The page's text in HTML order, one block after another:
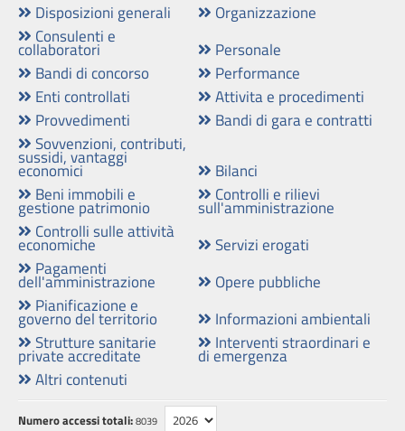
Disposizioni generali
Organizzazione
Consulenti e
collaboratori
Personale
Bandi di concorso
Performance
Enti controllati
Attivita e procedimenti
Provvedimenti
Bandi di gara e contratti
Sovvenzioni, contributi,
sussidi, vantaggi
economici
Bilanci
Beni immobili e
gestione patrimonio
Controlli e rilievi
sull'amministrazione
Controlli sulle attività
economiche
Servizi erogati
Pagamenti
dell'amministrazione
Opere pubbliche
Pianificazione e
governo del territorio
Informazioni ambientali
Strutture sanitarie
private accreditate
Interventi straordinari e
di emergenza
Altri contenuti
Numero accessi totali:8039
Bandi
di
gara
contratti
Sovvenzioni,
contributi,
sussidi,
vantaggi
economici
Bilanci
Beni
immobili
gestione
patrimonio